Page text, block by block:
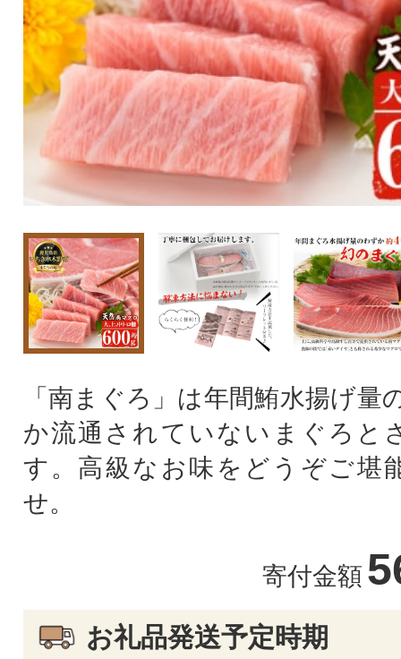
「南まぐろ」は年間鮪水揚げ量
か流通されていないまぐろと
す。高級なお味をどうぞご堪
せ。
寄付金額
お礼品発送予定時期